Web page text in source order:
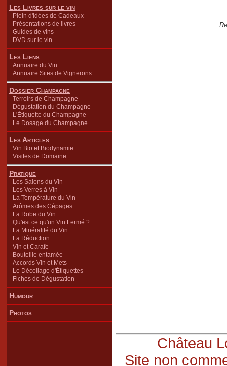
Les Livres sur le vin
Plein d'Idées de Cadeaux
Présentations de livres
Guides de vins
DVD sur le vin
Les Liens
Annuaire du Vin
Annuaire Sites de Vignerons
Dossier Champagne
Terroirs de Champagne
Dégustation du Champagne
L'Étiquette du Champagne
Le Dosage du Champagne
Les Articles
Vin Bio et Biodynamie
Visites de Domaine
Pratique
Les Salons du Vin
Les Verres à Vin
La Température du Vin
Arômes des Cépages
La Robe du Vin
Qu'est ce qu'un Vin Fermé ?
La Minéralité du Vin
La Réduction
Vin et Carafe
Bouteille entamée
Accords Vin et Mets
Le Décollage d'Étiquettes
Fiches de Dégustation
Humour
Photos
Château
Site non